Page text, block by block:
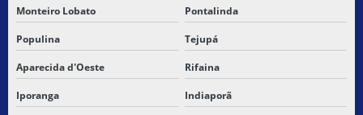
Monteiro Lobato Pontalinda
Populina Tejupá
Aparecida d'Oeste Rifaina
Iporanga Indiaporã